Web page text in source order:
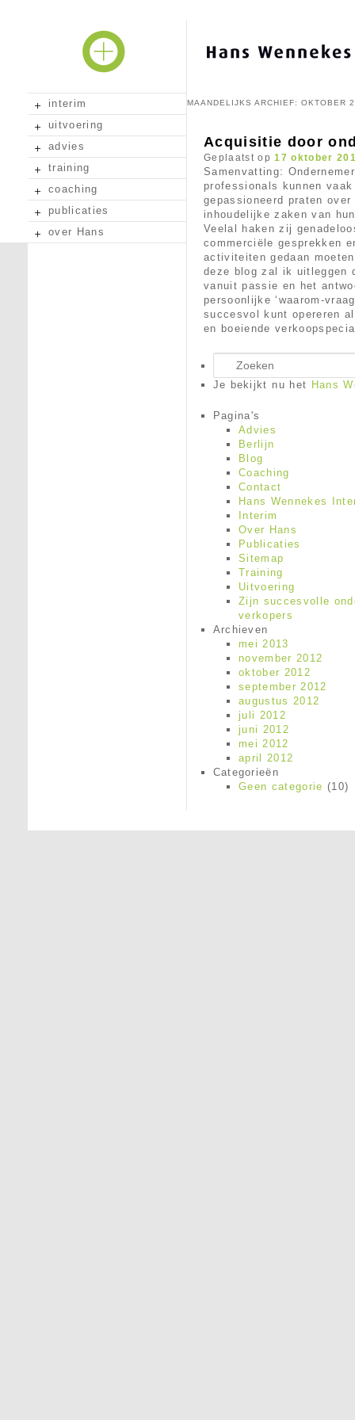
interim
uitvoering
advies
training
coaching
publicaties
over Hans
MAANDELIJKS ARCHIEF: OKTOBER
Acquisitie door
Geplaatst op17 oktober
Samenvatting:
professionals kunnen
gepassioneerd praten over
inhoudelijke zaken van
Veelal haken zij
commerciële gesprekken
activiteiten gedaan
deze blog zal ik uitleggen
vanuit passie en het
persoonlijke ‘waarom-
succesvol kunt opereren
en boeiende
Zoeken
Je bekijkt nu het Hans
Pagina's
Advies
Berlijn
Blog
Coaching
Contact
Hans Wennekes
Interim
Over Hans
Publicaties
Sitemap
Training
Uitvoering
Zijn succesvolle
verkopers
Archieven
mei 2013
november 2012
oktober 2012
september 2012
augustus 2012
juli 2012
juni 2012
mei 2012
april 2012
Categorieën
Geen categorie (10)